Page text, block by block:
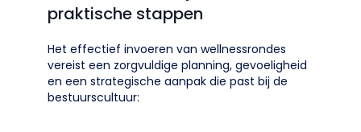
praktische stappen
Het effectief invoeren van wellnessrondes
vereist een zorgvuldige planning, gevoeligheid
en een strategische aanpak die past bij de
bestuurscultuur: